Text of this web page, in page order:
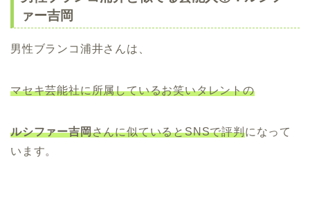
ァー吉岡
男性ブランコ浦井さんは、
マセキ芸能社に所属しているお笑いタレントの
ルシファー吉岡さんに似ているとSNSで評判になって
います。